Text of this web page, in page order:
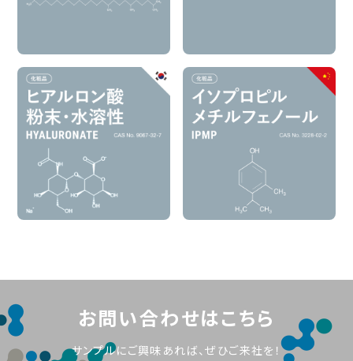
お問い合わせはこちら
サンプルにご興味あれば、ぜひご来社を！